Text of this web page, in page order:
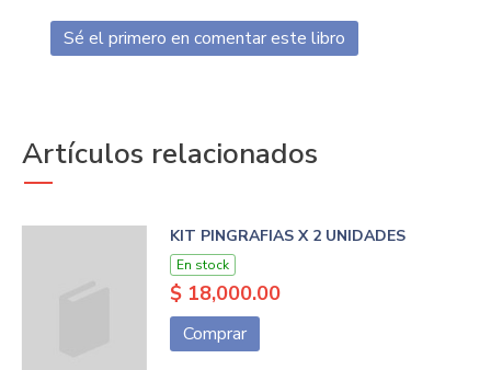
Sé el primero en comentar este libro
Artículos relacionados
KIT PINGRAFIAS X 2 UNIDADES
En stock
$ 18,000.00
Comprar